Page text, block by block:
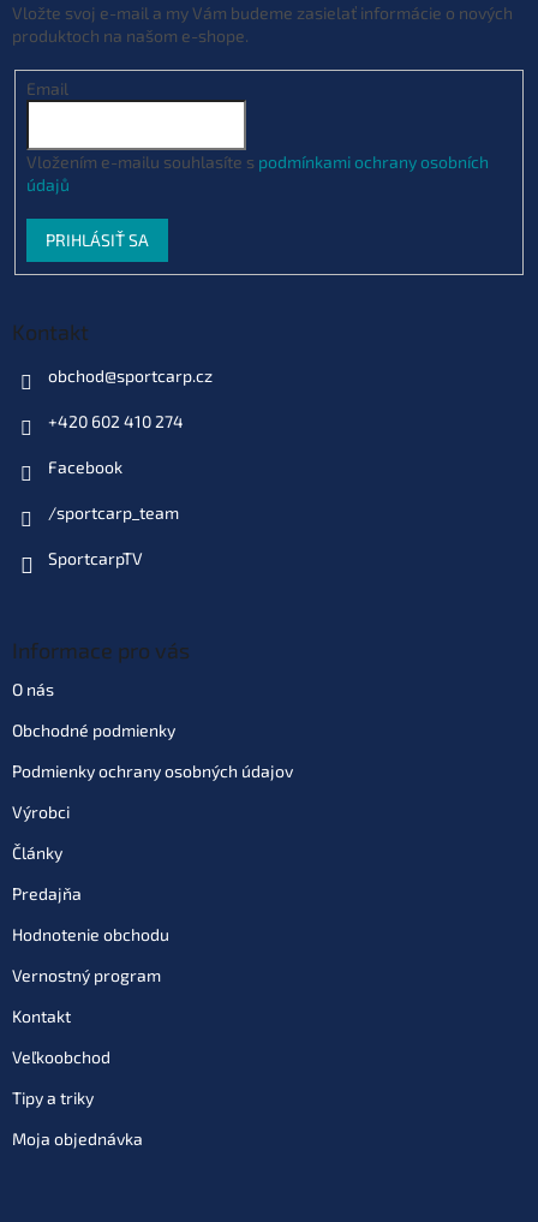
Vložte svoj e-mail a my Vám budeme zasielať informácie o nových
produktoch na našom e-shope.
Email
Vložením e-mailu souhlasíte s podmínkami ochrany osobních
údajů
PRIHLÁSIŤ SA
Kontakt
obchod@sportcarp.cz
+420 602 410 274
Facebook
/sportcarp_team
SportcarpTV
Informace pro vás
O nás
Obchodné podmienky
Podmienky ochrany osobných údajov
Výrobci
Články
Predajňa
Hodnotenie obchodu
Vernostný program
Kontakt
Veľkoobchod
Tipy a triky
Moja objednávka